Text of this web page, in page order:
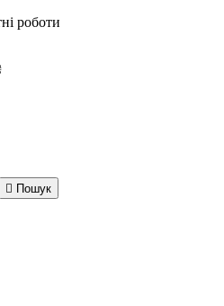
роботи
 Пошук